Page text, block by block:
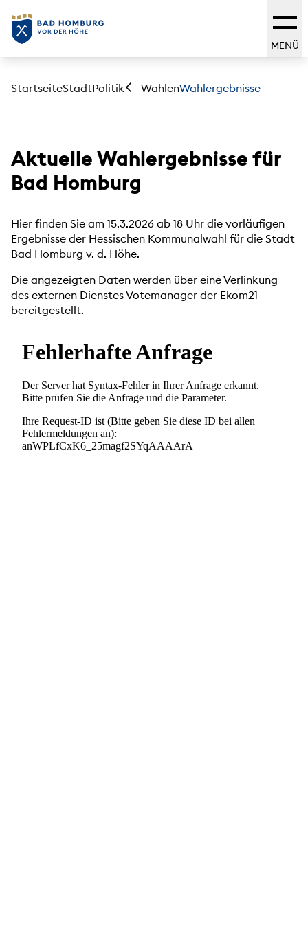
MENÜ
StartseiteStadtPolitik WahlenWahlergebnisse
Aktuelle Wahlergebnisse für
Bad Homburg
Hier finden Sie am 15.3.2026 ab 18 Uhr die vorläufigen
Ergebnisse der Hessischen Kommunalwahl für die Stadt
Bad Homburg v. d. Höhe.
Die angezeigten Daten werden über eine Verlinkung
des externen Dienstes Votemanager der Ekom21
bereitgestellt.